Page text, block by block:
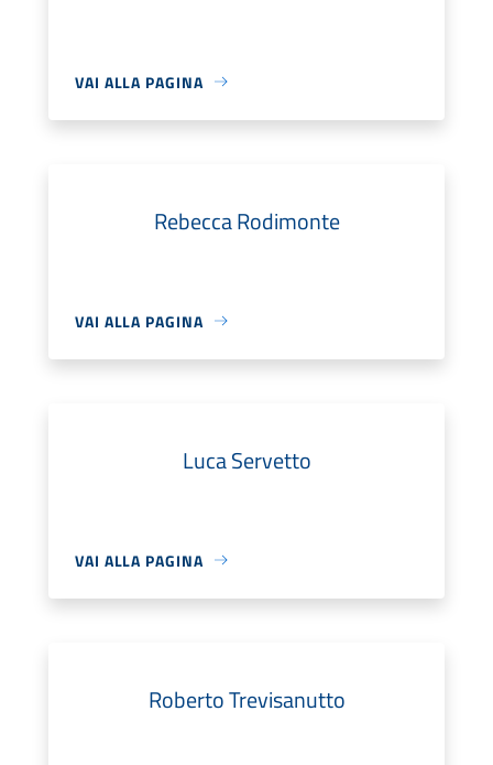
VAI ALLA PAGINA
Rebecca Rodimonte
VAI ALLA PAGINA
Luca Servetto
VAI ALLA PAGINA
Roberto Trevisanutto